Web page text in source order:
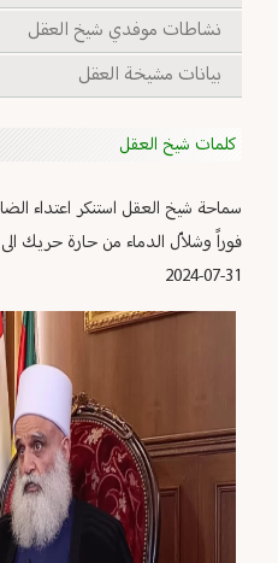
نشاطات موفدي شيخ العقل
بيانات مشيخة العقل
كلمات شيخ العقل
سماحة شيخ العقل استنكر اعتداء
فوراً وشلاّل الدماء من حارة حريك
2024-07-31